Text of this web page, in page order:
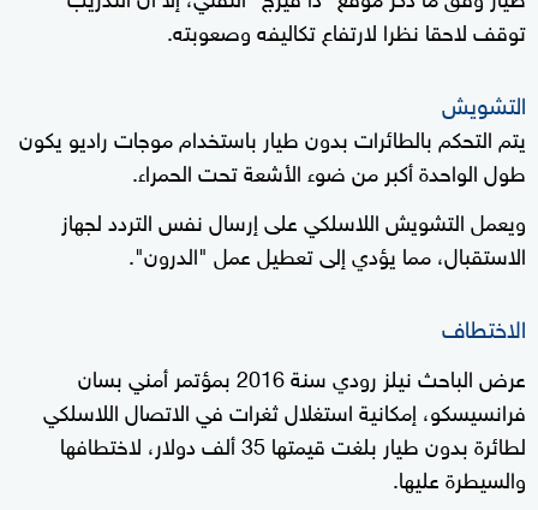
توقف لاحقا نظرا لارتفاع تكاليفه وصعوبته.
التشويش
يتم التحكم بالطائرات بدون طيار باستخدام موجات راديو يكون
طول الواحدة أكبر من ضوء الأشعة تحت الحمراء.
ويعمل التشويش اللاسلكي على إرسال نفس التردد لجهاز
الاستقبال، مما يؤدي إلى تعطيل عمل "الدرون".
الاختطاف
عرض الباحث نيلز رودي سنة 2016 بمؤتمر أمني بسان
فرانسيسكو، إمكانية استغلال ثغرات في الاتصال اللاسلكي
لطائرة بدون طيار بلغت قيمتها 35 ألف دولار، لاختطافها
والسيطرة عليها.